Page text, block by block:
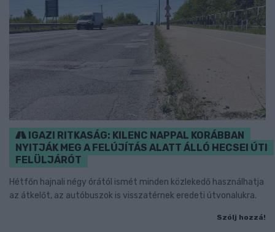
IGAZI RITKASÁG: KILENC NAPPAL KORÁBBAN
NYITJÁK MEG A FELÚJÍTÁS ALATT ÁLLÓ HECSEI ÚTI
FELÜLJÁRÓT
Hétfőn hajnali négy órától ismét minden közlekedő használhatja
az átkelőt, az autóbuszok is visszatérnek eredeti útvonalukra.
Szólj hozzá!